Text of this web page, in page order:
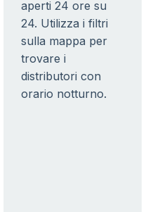
aperti 24 ore su
24. Utilizza i filtri
sulla mappa per
trovare i
distributori con
orario notturno.